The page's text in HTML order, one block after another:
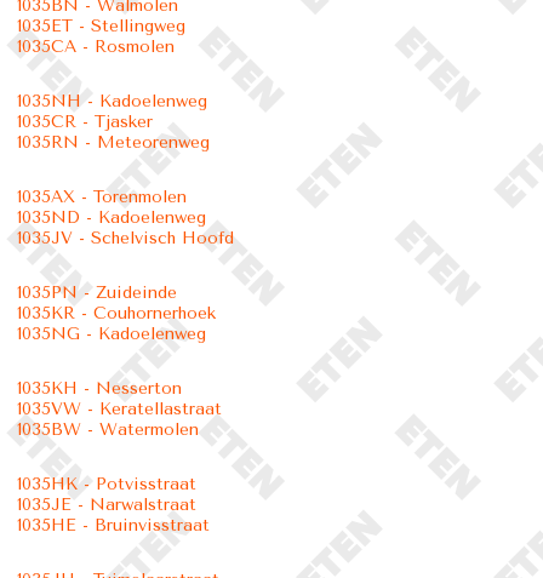
1035BN - Walmolen
1035ET - Stellingweg
1035CA - Rosmolen
1035NH - Kadoelenweg
1035CR - Tjasker
1035RN - Meteorenweg
1035AX - Torenmolen
1035ND - Kadoelenweg
1035JV - Schelvisch Hoofd
1035PN - Zuideinde
1035KR - Couhornerhoek
1035NG - Kadoelenweg
1035KH - Nesserton
1035VW - Keratellastraat
1035BW - Watermolen
1035HK - Potvisstraat
1035JE - Narwalstraat
1035HE - Bruinvisstraat